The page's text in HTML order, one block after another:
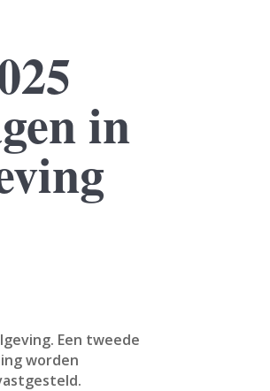
in
Een tweede
worden